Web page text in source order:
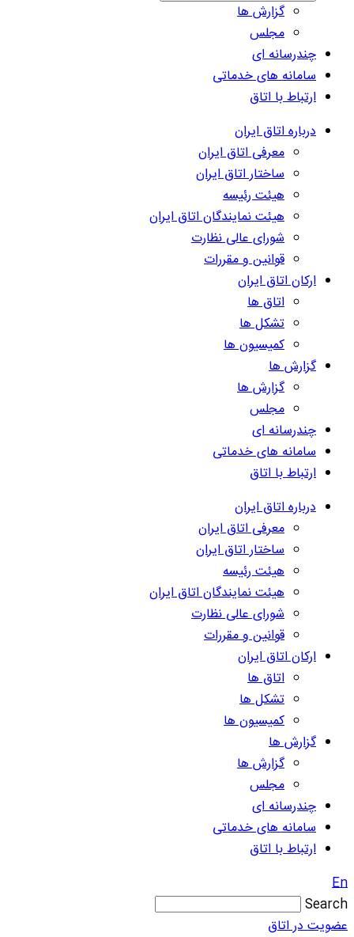
گزارش ها
مجلس
چندرسانه ای
سامانه های خدماتی
ارتباط با اتاق
درباره اتاق ایران
معرفی اتاق ایران
ساختار اتاق ایران
هیئت رئیسه
هیئت نمایندگان اتاق ایران
شورای عالی نظارت
قوانین و مقررات
ارکان اتاق ایران
اتاق ها
تشکل ها
کمیسیون ها
گزارش ها
گزارش ها
مجلس
چندرسانه ای
سامانه های خدماتی
ارتباط با اتاق
درباره اتاق ایران
معرفی اتاق ایران
ساختار اتاق ایران
هیئت رئیسه
هیئت نمایندگان اتاق ایران
شورای عالی نظارت
قوانین و مقررات
ارکان اتاق ایران
اتاق ها
تشکل ها
کمیسیون ها
گزارش ها
گزارش ها
مجلس
چندرسانه ای
سامانه های خدماتی
ارتباط با اتاق
En
Search
عضویت در اتاق